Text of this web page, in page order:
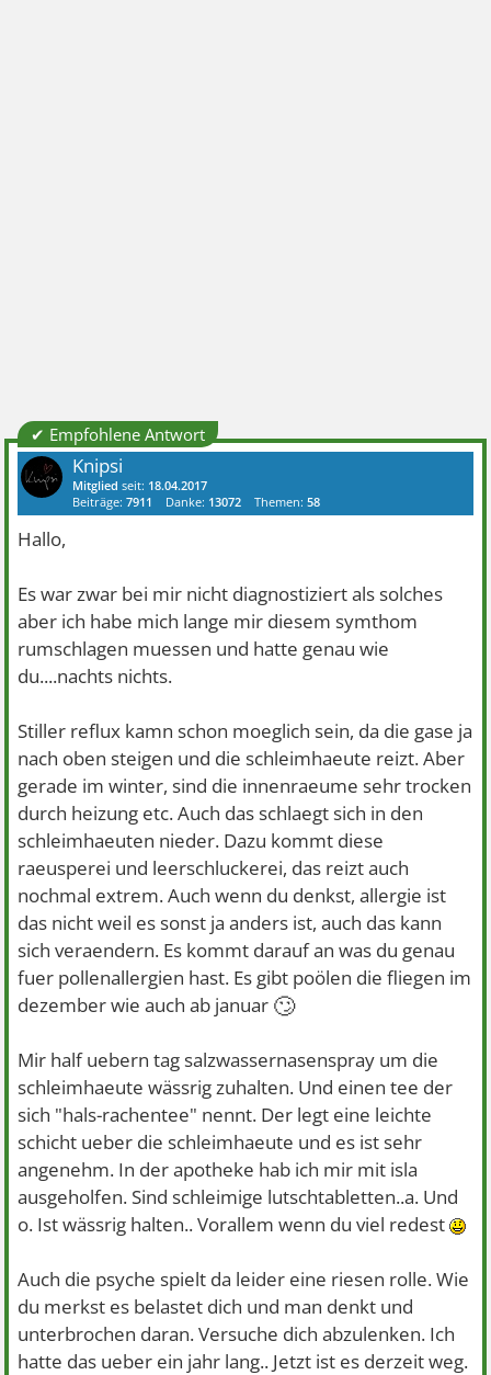
✔ Empfohlene Antwort
Knipsi
Mitglied seit: 18.04.2017
Beiträge:7911 Danke: 13072 Themen:58
Hallo,
Es war zwar bei mir nicht diagnostiziert als solches
aber ich habe mich lange mir diesem symthom
rumschlagen muessen und hatte genau wie
du....nachts nichts.
Stiller reflux kamn schon moeglich sein, da die gase ja
nach oben steigen und die schleimhaeute reizt. Aber
gerade im winter, sind die innenraeume sehr trocken
durch heizung etc. Auch das schlaegt sich in den
schleimhaeuten nieder. Dazu kommt diese
raeusperei und leerschluckerei, das reizt auch
nochmal extrem. Auch wenn du denkst, allergie ist
das nicht weil es sonst ja anders ist, auch das kann
sich veraendern. Es kommt darauf an was du genau
fuer pollenallergien hast. Es gibt poölen die fliegen im
dezember wie auch ab januar 🙄
Mir half uebern tag salzwassernasenspray um die
schleimhaeute wässrig zuhalten. Und einen tee der
sich "hals-rachentee" nennt. Der legt eine leichte
schicht ueber die schleimhaeute und es ist sehr
angenehm. In der apotheke hab ich mir mit isla
ausgeholfen. Sind schleimige lutschtabletten..a. Und
o. Ist wässrig halten.. Vorallem wenn du viel redest
Auch die psyche spielt da leider eine riesen rolle. Wie
du merkst es belastet dich und man denkt und
unterbrochen daran. Versuche dich abzulenken. Ich
hatte das ueber ein jahr lang.. Jetzt ist es derzeit weg.